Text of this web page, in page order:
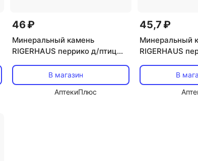
46 ₽
Минеральный камень
RIGERHAUS перрико д/птиц
В магазин
АптекиПлюс
45,7 ₽
Минеральный
RIGERHAUS
В